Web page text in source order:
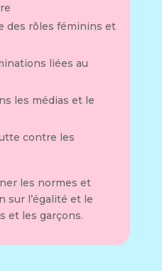
des rôles féminins et
liées au
les médias et le
contre les
les normes et
sur l’égalité et le
et les garçons.